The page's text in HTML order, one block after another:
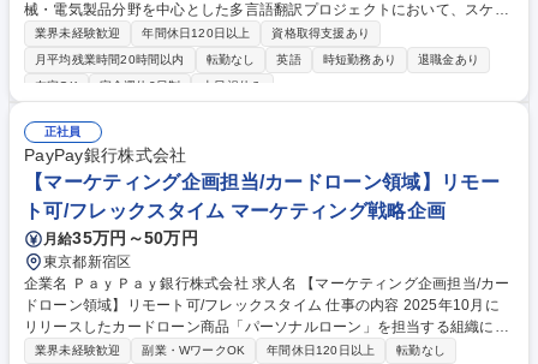
械・電気製品分野を中心とした多言語翻訳プロジェクトにおいて、スケジ
ュールの管理や翻訳データの編集及び校正をご担当いただきます。 ※翻訳
自体は協力会社や個人の翻訳者に依頼する形となります。 【柔軟な働き方
が可能で働きやすい環境です！】 ■ほぼフルリモート勤務（月1日出社）■
で席数を削減しています ■月間平均残業20時間■有給休暇取得率80％以上
募集職種 ※実務経験者向け【翻訳コーディネーター】多言語翻訳プロジェ
クトの管理業務
業界未経験歓迎 年間休日120日以上
資格取得支援あり
月平均残業時間20時間以内
転勤なし 英語 時短勤務あり
退職金あり
在宅OK
完全週休2日制 土日祝休み
正社員
PayPay銀行株式会社
【マーケティング企画担当/カードローン領域】リモー
ト可/フレックスタイム マーケティング戦略企画
月給35万円～50万円
東京都新宿区
企業名 ＰａｙＰａｙ銀行株式会社 求人名 【マーケティング企画担当/カー
ドローン領域】リモート可/フレックスタイム 仕事の内容 2025年10月に
リリースしたカードローン商品「パーソナルローン」を担当する組織に
て、マーケティング（新規顧客の獲得・既存顧客の利用促進の最大化）施
業界未経験歓迎 副業・WワークOK 年間休日120日以上
転勤なし